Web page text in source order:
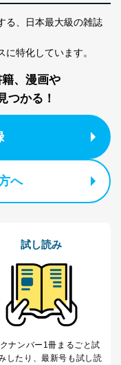
、
日本最大級の雑誌
に特化しています。
、漫画や
つかる！
へ
試し読み
ナンバー1冊まるごと試
したり、最新号も試し読